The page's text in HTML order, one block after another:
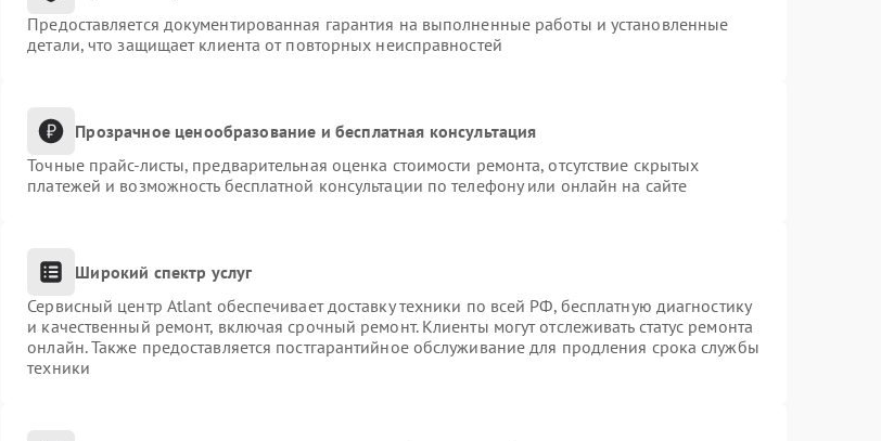
Предоставляется документированная гарантия на выполненные работы и установленные
детали, что защищает клиента от повторных неисправностей
Прозрачное ценообразование и бесплатная консультация
Точные прайс-листы, предварительная оценка стоимости ремонта, отсутствие скрытых
платежей и возможность бесплатной консультации по телефону или онлайн на сайте
Широкий спектр услуг
Сервисный центр Atlant обеспечивает доставку техники по всей РФ, бесплатную диагностику
и качественный ремонт, включая срочный ремонт. Клиенты могут отслеживать статус ремонта
онлайн. Также предоставляется постгарантийное обслуживание для продления срока службы
техники